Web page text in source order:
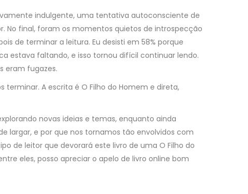
indulgente, uma tentativa autoconsciente de
No final, foram os momentos quietos de introspecção
de terminar a leitura. Eu desisti em 58% porque
estava faltando, e isso tornou difícil continuar lendo.
eram fugazes.
A escrita é O Filho do Homem e direta,
novas ideias e temas, enquanto ainda
largar, e por que nos tornamos tão envolvidos com
de leitor que devorará este livro de uma O Filho do
eles, posso apreciar o apelo de livro online bom